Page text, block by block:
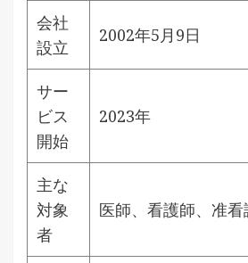
会社
設立
2002年5月9日
サー
ビス
開始
2023年
主な
対象
者
医師、看護師、准